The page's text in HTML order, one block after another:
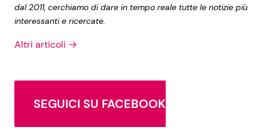
dal 2011, cerchiamo di dare in tempo reale tutte le notizie più
interessanti e ricercate.
Altri articoli →
SEGUICI SU FACEBOOK